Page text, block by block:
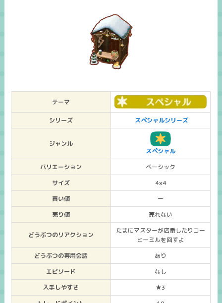
テーマ
シリーズ スペシャルシリーズ
ジャンル
スペシャル
バリエーション
ベーシック
サイズ
4×4
買い値
ー
売り値
売れない
どうぶつのリアクション
たまにマスターが店番したりコー
ヒーミルを回すよ
どうぶつの専用会話
あり
エピソード
なし
入手しやすさ
★3